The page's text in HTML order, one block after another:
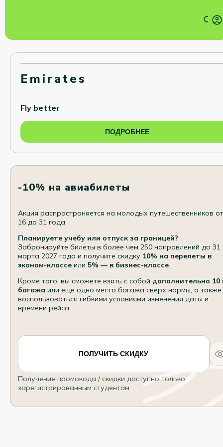
Emirates
Fly better
ПОДРОБНЕЕ
-10% на авиабилеты
Акция распространяется на молодых путешественников от
16 до 31 года.
Планируете учебу или отпуск за границей?
Забронируйте билеты в более чем 250 направлений до 31
марта 2027 года и получите скидку 10% на перелеты в
эконом-классе или 5% — в бизнес-классе.
Кроме того, вы сможете взять с собой дополнительно 10
багажа или еще одно место багажа сверх нормы, а также
воспользоваться гибкими условиями изменения даты и
времени рейса.
ПОЛУЧИТЬ СКИДКУ
Получение промокода / скидки доступно только
зарегистрированным студентам